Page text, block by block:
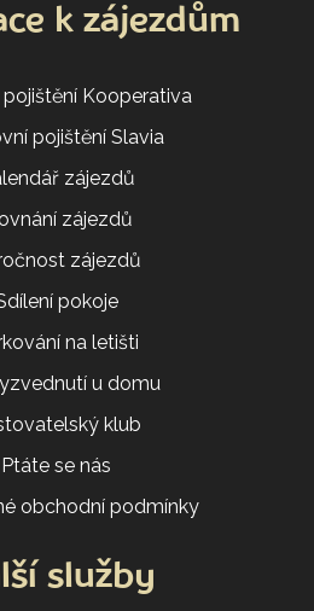
k zájezdům
Kooperativa
pojištění Slavia
zájezdů
zájezdů
zájezdů
pokoje
na letišti
u domu
klub
Ptáte se nás
obchodní podmínky
služby